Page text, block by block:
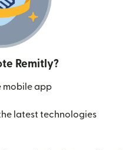
Remitly?
mobile app
latest technologies